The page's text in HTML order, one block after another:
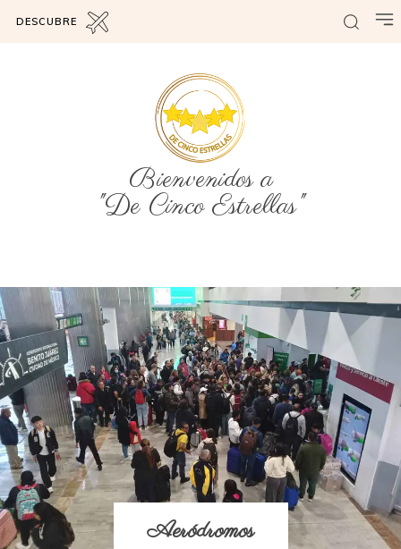
DESCUBRE
Bienvenidos a
"De Cinco Estrellas"
Aeródromos